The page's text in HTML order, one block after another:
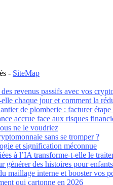
- SiteMap
revenus passifs avec vos
chaque jour et comment la
de plomberie : facturer étape
accrue face aux risques
ne le voudriez
sans se tromper ?
et signification méconnue
à l’IA transforme-t-elle le
des histoires pour
maillage interne et booster vos
qui cartonne en 2026